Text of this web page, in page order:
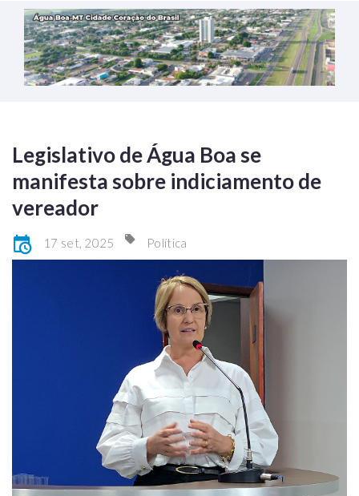
Legislativo de Água Boa se
manifesta sobre indiciamento de
vereador
17 set, 2025 Política